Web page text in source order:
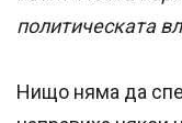
политическата
Нищо няма да